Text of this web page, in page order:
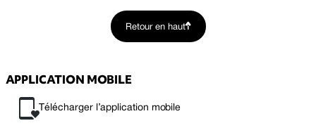
Retour en haut
APPLICATION MOBILE
Télécharger l’application mobile